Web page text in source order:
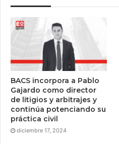
BACS incorpora a Pablo
Gajardo como director
de litigios y arbitrajes y
continúa potenciando su
práctica civil
diciembre 17, 2024